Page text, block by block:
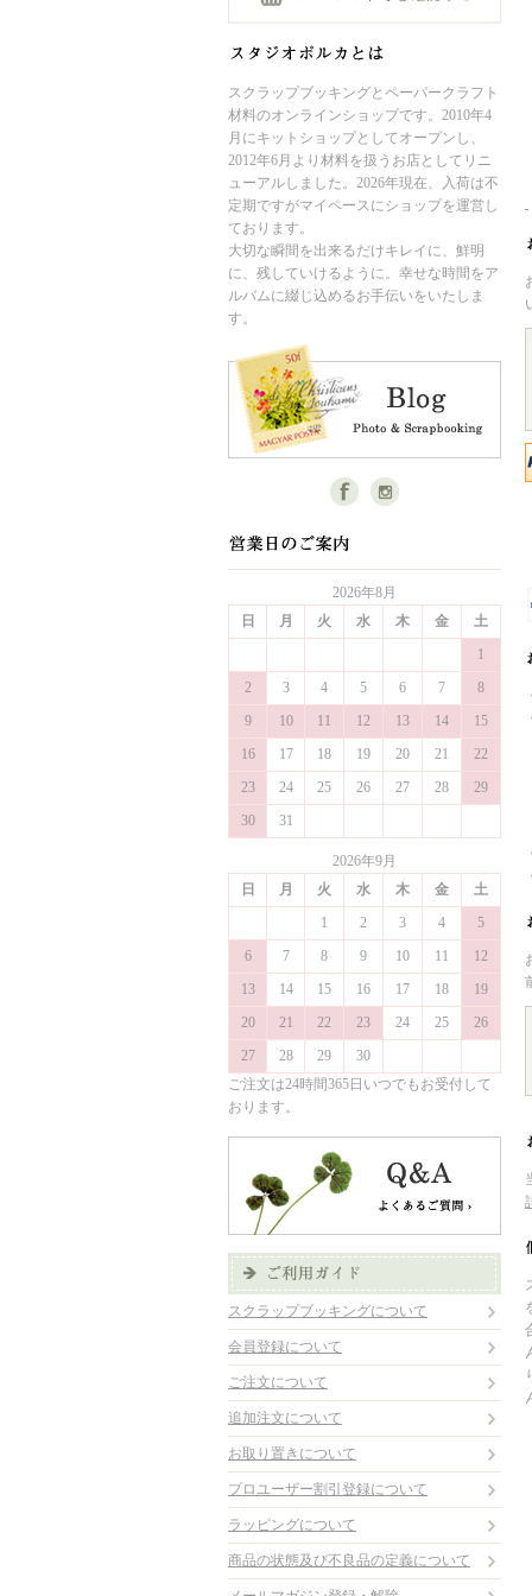
スクラップブッキングとペーパークラフト
材料のオンラインショップです。2010年4
月にキットショップとしてオープンし、
2012年6月より材料を扱うお店としてリニ
ューアルしました。2026年現在、入荷は不
定期ですがマイペースにショップを運営し
ております。
大切な瞬間を出来るだけキレイに、鮮明
に、残していけるように。幸せな時間をア
ルバムに綴じ込めるお手伝いをいたしま
す。
2026年8月
日
月 火 水 木 金
土
1
2
3 4 5 6 7
8
9
10 11 12 13 14
15
16
17 18 19 20 21
22
23
24 25 26 27 28
29
30
31
2026年9月
日
月 火 水 木 金
土
1
2 3 4
5
6
7 8 9 10 11
12
13
14 15 16 17 18
19
20
21 22 23 24 25
26
27
28 29
30
ご注文は24時間365日いつでもお受付して
おります。
スクラップブッキングについて
会員登録について
ご注文について
追加注文について
お取り置きについて
プロユーザー割引登録について
ラッピングについて
商品の状態及び不良品の定義について